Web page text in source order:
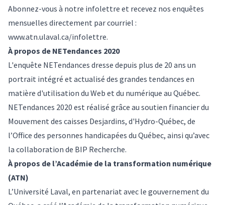
Abonnez-vous à notre infolettre et recevez nos enquêtes
mensuelles directement par courriel :
www.atn.ulaval.ca/infolettre.
À propos de NETendances 2020
L'enquête NETendances dresse depuis plus de 20 ans un
portrait intégré et actualisé des grandes tendances en
matière d'utilisation du Web et du numérique au Québec.
NETendances 2020 est réalisé grâce au soutien financier du
Mouvement des caisses Desjardins, d'Hydro-Québec, de
l’Office des personnes handicapées du Québec, ainsi qu’avec
la collaboration de BIP Recherche.
À propos de l’Académie de la transformation numérique
(ATN)
L’Université Laval, en partenariat avec le gouvernement du